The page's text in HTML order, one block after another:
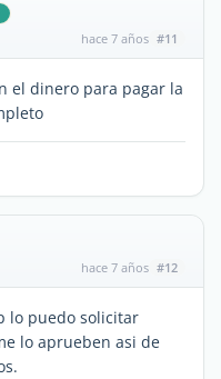
hace 7 años #11
el dinero para pagar la
hace 7 años #12
lo puedo solicitar
lo aprueben asi de